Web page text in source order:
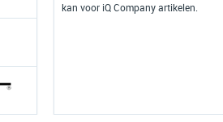
kan voor iQ Company artikelen.